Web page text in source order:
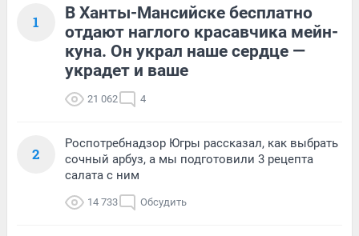
1
В Ханты-Мансийске бесплатно
отдают наглого красавчика мейн-
куна. Он украл наше сердце —
украдет и ваше
21 062 4
2
Роспотребнадзор Югры рассказал, как выбрать
сочный арбуз, а мы подготовили 3 рецепта
салата с ним
14 733 Обсудить